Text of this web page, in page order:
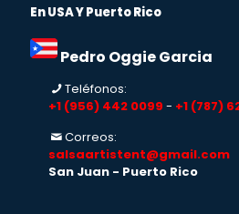
En USA Y Puerto Rico
Pedro Oggie Garcia
Teléfonos:
+1 (956) 442 0099 - +1 (787)
Correos:
salsaartistent@gmail.com
San Juan - Puerto Rico